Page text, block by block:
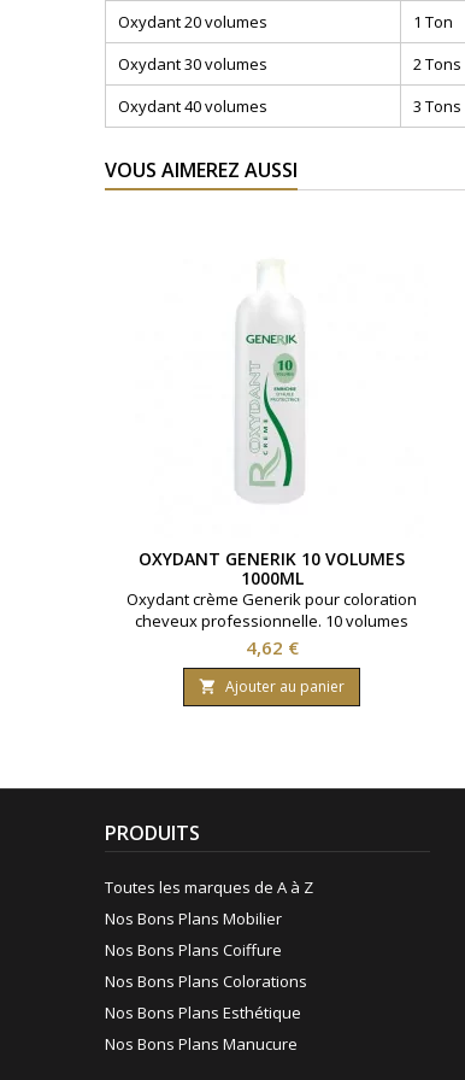
Oxydant 20 volumes
1 Ton
Oxydant 30 volumes
2 Tons
Oxydant 40 volumes
3 Tons
VOUS AIMEREZ AUSSI
OXYDANT GENERIK 10 VOLUMES
1000ML
Oxydant crème Generik pour coloration
cheveux professionnelle. 10 volumes
contenant 3% d'eau oxygénée. Formule
avec une enrichissement en huile
protectrice reine des près ( limnanthes
alba ).Bouteille contenant 1000 ml.
Prix
4,62 €
 Ajouter au panier
PRODUITS
Toutes les marques de A à Z
Nos Bons Plans Mobilier
Nos Bons Plans Coiffure
Nos Bons Plans Colorations
Nos Bons Plans Esthétique
Nos Bons Plans Manucure